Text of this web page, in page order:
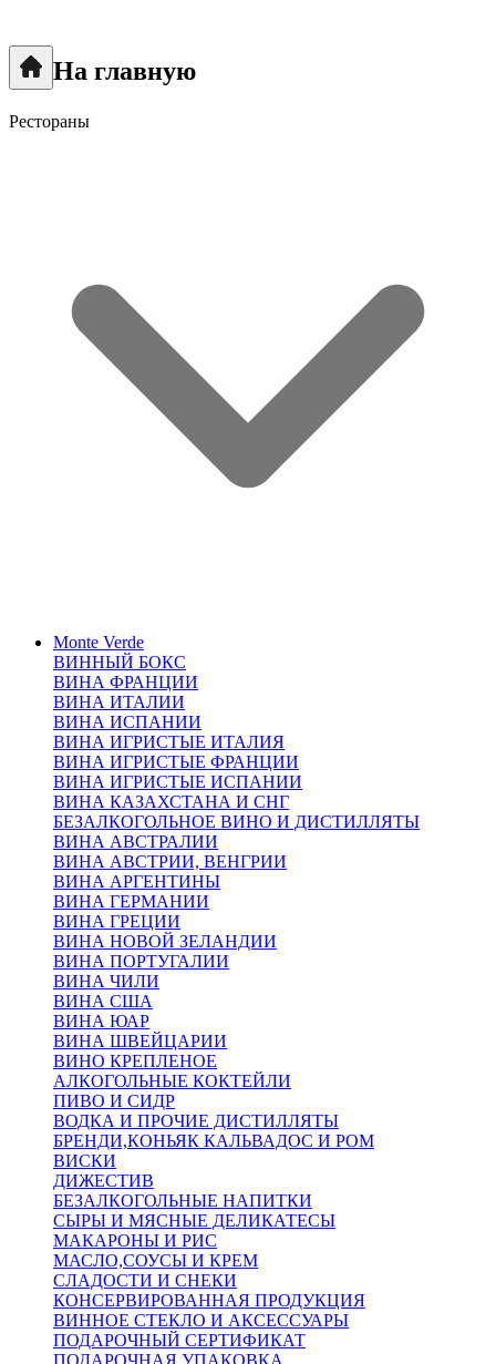
На главную
Рестораны
Monte Verde
ВИННЫЙ БОКС
ВИНА ФРАНЦИИ
ВИНА ИТАЛИИ
ВИНА ИСПАНИИ
ВИНА ИГРИСТЫЕ ИТАЛИЯ
ВИНА ИГРИСТЫЕ ФРАНЦИИ
ВИНА ИГРИСТЫЕ ИСПАНИИ
ВИНА КАЗАХСТАНА И СНГ
БЕЗАЛКОГОЛЬНОЕ ВИНО И ДИСТИЛЛЯТЫ
ВИНА АВСТРАЛИИ
ВИНА АВСТРИИ, ВЕНГРИИ
ВИНА АРГЕНТИНЫ
ВИНА ГЕРМАНИИ
ВИНА ГРЕЦИИ
ВИНА НОВОЙ ЗЕЛАНДИИ
ВИНА ПОРТУГАЛИИ
ВИНА ЧИЛИ
ВИНА США
ВИНА ЮАР
ВИНА ШВЕЙЦАРИИ
ВИНО КРЕПЛЕНОЕ
АЛКОГОЛЬНЫЕ КОКТЕЙЛИ
ПИВО И СИДР
ВОДКА И ПРОЧИЕ ДИСТИЛЛЯТЫ
БРЕНДИ,КОНЬЯК КАЛЬВАДОС И РОМ
ВИСКИ
ДИЖЕСТИВ
БЕЗАЛКОГОЛЬНЫЕ НАПИТКИ
СЫРЫ И МЯСНЫЕ ДЕЛИКАТЕСЫ
МАКАРОНЫ И РИС
МАСЛО,СОУСЫ И КРЕМ
СЛАДОСТИ И СНЕКИ
КОНСЕРВИРОВАННАЯ ПРОДУКЦИЯ
ВИННОЕ СТЕКЛО И АКСЕССУАРЫ
ПОДАРОЧНЫЙ СЕРТИФИКАТ